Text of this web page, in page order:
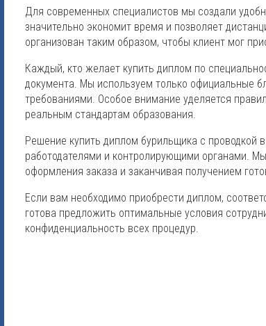
Для современных специалистов мы создали
значительно экономит время и позволяет
организован таким образом, чтобы клиент мог
Каждый, кто желает купить диплом по
документа. Мы используем только официальные
требованиями. Особое внимание уделяется
реальным стандартам образования.
Решение купить диплом бурильщика с проводкой
работодателями и контролирующими органами.
оформления заказа и заканчивая получением
Если вам необходимо приобрести диплом,
готова предложить оптимальные условия
конфиденциальность всех процедур.